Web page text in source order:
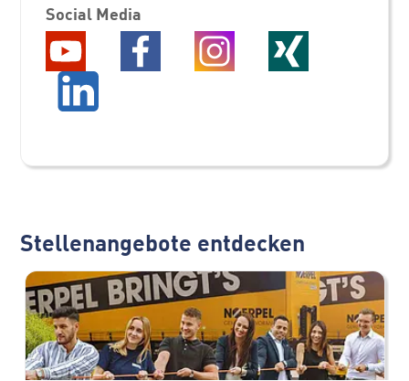
Social Media
Stellenangebote entdecken